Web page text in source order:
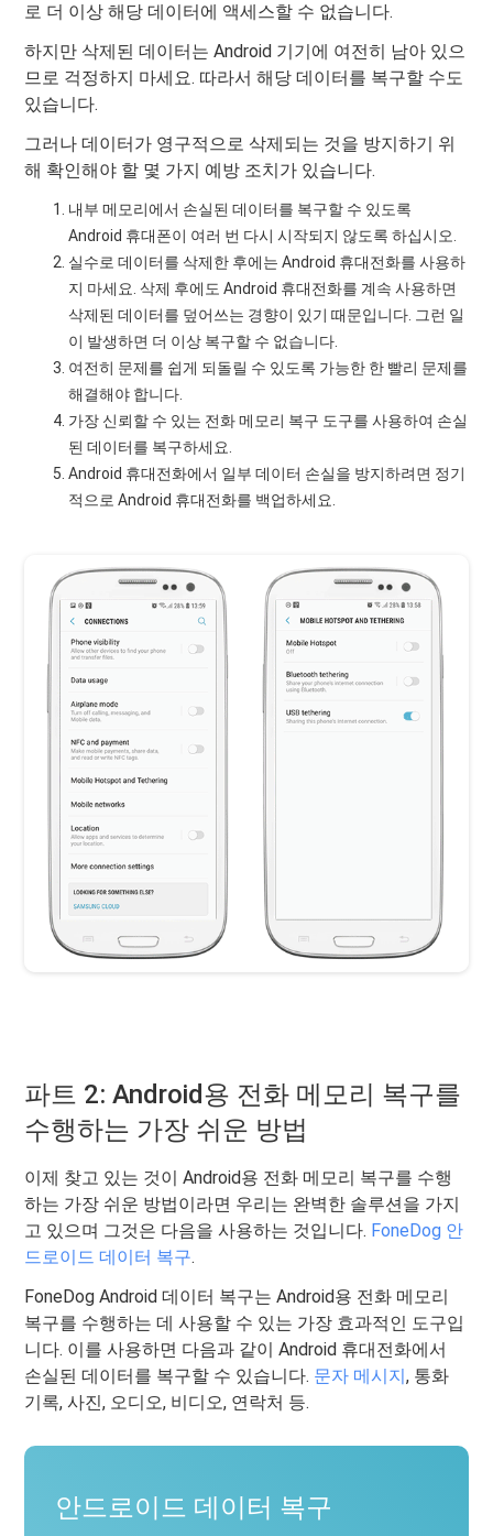
로 더 이상 해당 데이터에 액세스할 수 없습니다.
하지만 삭제된 데이터는 Android 기기에 여전히 남아 있으
므로 걱정하지 마세요. 따라서 해당 데이터를 복구할 수도
있습니다.
그러나 데이터가 영구적으로 삭제되는 것을 방지하기 위
해 확인해야 할 몇 가지 예방 조치가 있습니다.
내부 메모리에서 손실된 데이터를 복구할 수 있도록
Android 휴대폰이 여러 번 다시 시작되지 않도록 하십시오.
실수로 데이터를 삭제한 후에는 Android 휴대전화를 사용하
지 마세요. 삭제 후에도 Android 휴대전화를 계속 사용하면
삭제된 데이터를 덮어쓰는 경향이 있기 때문입니다. 그런 일
이 발생하면 더 이상 복구할 수 없습니다.
여전히 문제를 쉽게 되돌릴 수 있도록 가능한 한 빨리 문제를
해결해야 합니다.
가장 신뢰할 수 있는 전화 메모리 복구 도구를 사용하여 손실
된 데이터를 복구하세요.
Android 휴대전화에서 일부 데이터 손실을 방지하려면 정기
적으로 Android 휴대전화를 백업하세요.
파트 2: Android용 전화 메모리 복구를
수행하는 가장 쉬운 방법
이제 찾고 있는 것이 Android용 전화 메모리 복구를 수행
하는 가장 쉬운 방법이라면 우리는 완벽한 솔루션을 가지
고 있으며 그것은 다음을 사용하는 것입니다. FoneDog 안
드로이드 데이터 복구.
FoneDog Android 데이터 복구는 Android용 전화 메모리
복구를 수행하는 데 사용할 수 있는 가장 효과적인 도구입
니다. 이를 사용하면 다음과 같이 Android 휴대전화에서
손실된 데이터를 복구할 수 있습니다. 문자 메시지, 통화
기록, 사진, 오디오, 비디오, 연락처 등.
안드로이드 데이터 복구